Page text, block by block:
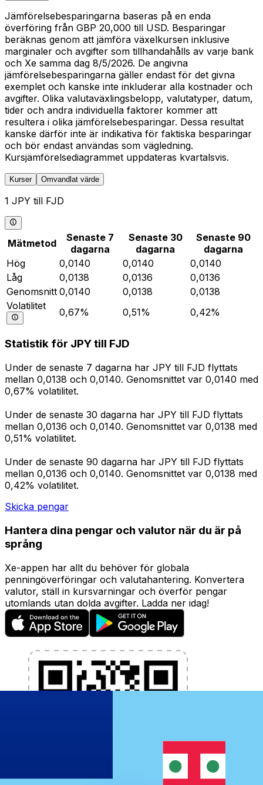
Jämförelsebesparingarna baseras på en enda
överföring från GBP 20,000 till USD. Besparingar
beräknas genom att jämföra växelkursen inklusive
marginaler och avgifter som tillhandahålls av varje bank
och Xe samma dag 8/5/2026. De angivna
jämförelsebesparingarna gäller endast för det givna
exemplet och kanske inte inkluderar alla kostnader och
avgifter. Olika valutaväxlingsbelopp, valutatyper, datum,
tider och andra individuella faktorer kommer att
resultera i olika jämförelsebesparingar. Dessa resultat
kanske därför inte är indikativa för faktiska besparingar
och bör endast användas som vägledning.
Kursjämförelsediagrammet uppdateras kvartalsvis.
Kurser Omvandlat värde
1 JPY till FJD
Mätmetod
Senaste 7
dagarna
Senaste 30
dagarna
Senaste 90
dagarna
Hög
0,0140 0,0140
0,0140
Låg
0,0138 0,0136
0,0136
Genomsnitt 0,0140 0,0138
0,0138
Volatilitet
0,67% 0,51% 0,42%
Statistik för JPY till FJD
Under de senaste 7 dagarna har JPY till FJD flyttats
mellan 0,0138 och 0,0140. Genomsnittet var 0,0140 med
0,67% volatilitet.
Under de senaste 30 dagarna har JPY till FJD flyttats
mellan 0,0136 och 0,0140. Genomsnittet var 0,0138 med
0,51% volatilitet.
Under de senaste 90 dagarna har JPY till FJD flyttats
mellan 0,0136 och 0,0140. Genomsnittet var 0,0138 med
0,42% volatilitet.
Skicka pengar
Hantera dina pengar och valutor när du är på
språng
Xe-appen har allt du behöver för globala
penningöverföringar och valutahantering. Konvertera
valutor, ställ in kursvarningar och överför pengar
utomlands utan dolda avgifter. Ladda ner idag!